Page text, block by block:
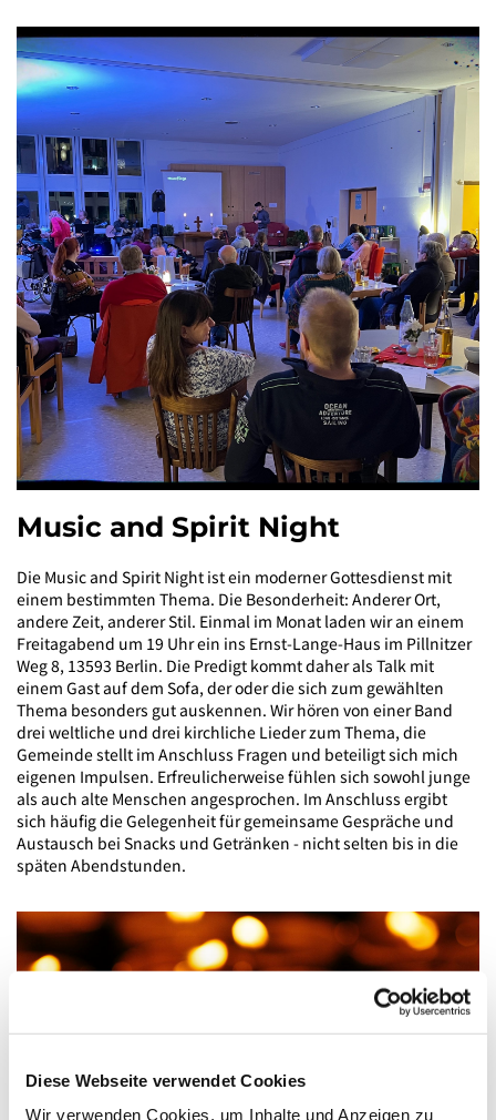
Diese Webseite verwendet Cookies
Wir verwenden Cookies, um Inhalte und Anzeigen zu
Music and Spirit Night
Die Music and Spirit Night ist ein moderner Gottesdienst mit
einem bestimmten Thema. Die Besonderheit: Anderer Ort,
andere Zeit, anderer Stil. Einmal im Monat laden wir an einem
Freitagabend um 19 Uhr ein ins Ernst-Lange-Haus im Pillnitzer
Weg 8, 13593 Berlin. Die Predigt kommt daher als Talk mit
einem Gast auf dem Sofa, der oder die sich zum gewählten
Thema besonders gut auskennen. Wir hören von einer Band
drei weltliche und drei kirchliche Lieder zum Thema, die
Gemeinde stellt im Anschluss Fragen und beteiligt sich mich
eigenen Impulsen. Erfreulicherweise fühlen sich sowohl junge
als auch alte Menschen angesprochen. Im Anschluss ergibt
sich häufig die Gelegenheit für gemeinsame Gespräche und
Austausch bei Snacks und Getränken - nicht selten bis in die
späten Abendstunden.